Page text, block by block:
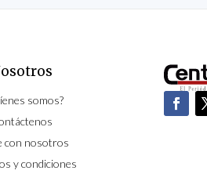
somos?
con nosotros
y condiciones